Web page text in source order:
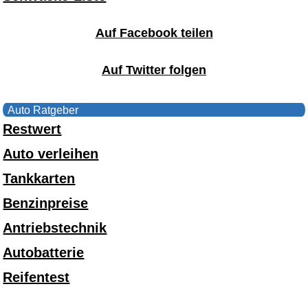
Auf Facebook teilen
Auf Twitter folgen
Auto Ratgeber
Restwert
Auto verleihen
Tankkarten
Benzinpreise
Antriebstechnik
Autobatterie
Reifentest